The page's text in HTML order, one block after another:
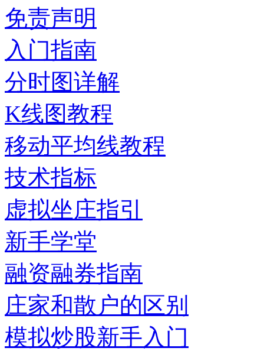
免责声明
入门指南
分时图详解
K线图教程
移动平均线教程
技术指标
虚拟坐庄指引
新手学堂
融资融券指南
庄家和散户的区别
模拟炒股新手入门